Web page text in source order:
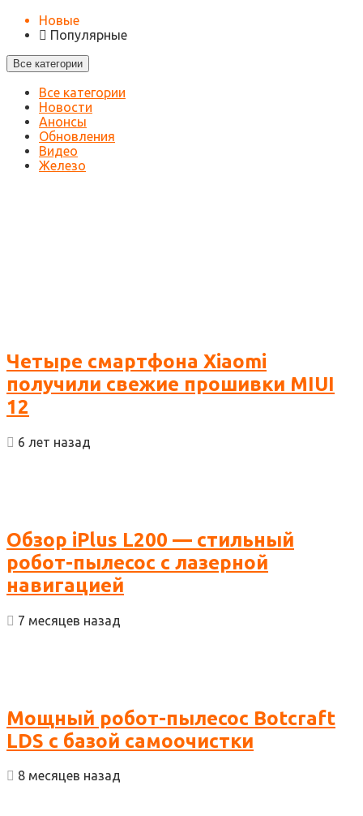
Новые
Популярные
Все категории
Все категории
Новости
Анонсы
Обновления
Видео
Железо
Четыре смартфона Xiaomi
получили свежие прошивки MIUI
12
6 лет назад
Обзор iPlus L200 — стильный
робот-пылесос с лазерной
навигацией
7 месяцев назад
Мощный робот-пылесос Botcraft
LDS с базой самоочистки
8 месяцев назад